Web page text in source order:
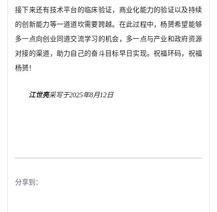
接下来还有技术平台的临床验证，商业化能力的验证以及持续
的创新能力等一道道坎需要跨越。在此过程中，杨赟希望能够
多一点向创业同道交流学习的机会，多一点与产业和政府资源
对接的渠道，助力自己的奋斗目标早日实现。祝福环码，祝福
杨赟！
江世亮采写于2025年8月12日
分享到：